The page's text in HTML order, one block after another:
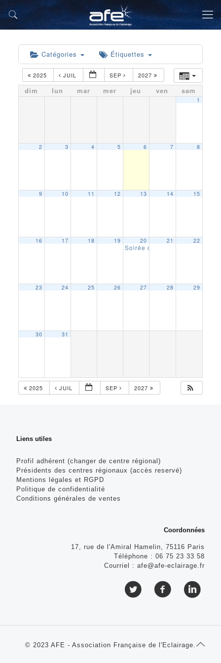
Catégories Étiquettes
2025 JUIL SEP 2027
dim lun mar mer jeu ven sam
1
2 3 4 5 6 7 8
9 10 11 12 13 14 15
16 17 18 19 20
Soirée d’exception au
21 22
23 24 25 26 27 28 29
30 31
2025 JUIL SEP 2027
Liens utiles
Profil adhérent (changer de centre régional)
Présidents des centres régionaux (accès reservé)
Mentions légales et RGPD
Politique de confidentialité
Conditions générales de ventes
Coordonnées
17, rue de l'Amiral Hamelin, 75116 Paris
Téléphone : 06 75 23 33 58
Courriel : afe@afe-eclairage.fr
© 2023 AFE - Association Française de l'Eclairage.